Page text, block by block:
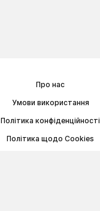
Про нас
Умови використання
Політика конфіденційності
Політика щодо Cookies